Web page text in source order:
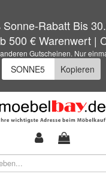
Sonne-Rabatt Bis
500 € Warenwert |
Gutscheinen. Nur
Kopieren